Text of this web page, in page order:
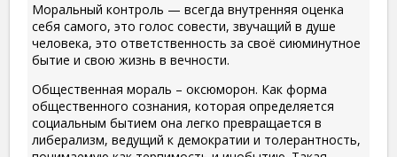
Моральный контроль — всегда внутренняя оценка
себя самого, это голос совести, звучащий в душе
человека, это ответственность за своё сиюминутное
бытие и свою жизнь в вечности.
Общественная мораль – оксюморон. Как форма
общественного сознания, которая определяется
социальным бытием она легко превращается в
либерализм, ведущий к демократии и толерантность,